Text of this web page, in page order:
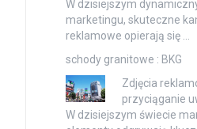
W dzisiejszym
marketingu, skuteczne
reklamowe opierają się …
schody granitowe : BKG
Zdjęcia
przyciąganie
W dzisiejszym świecie